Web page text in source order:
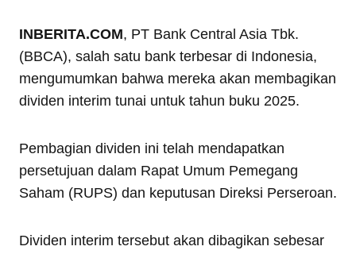
INBERITA.COM, PT Bank Central Asia Tbk.
(BBCA), salah satu bank terbesar di Indonesia,
mengumumkan bahwa mereka akan membagikan
dividen interim tunai untuk tahun buku 2025.
Pembagian dividen ini telah mendapatkan
persetujuan dalam Rapat Umum Pemegang
Saham (RUPS) dan keputusan Direksi Perseroan.
Dividen interim tersebut akan dibagikan sebesar